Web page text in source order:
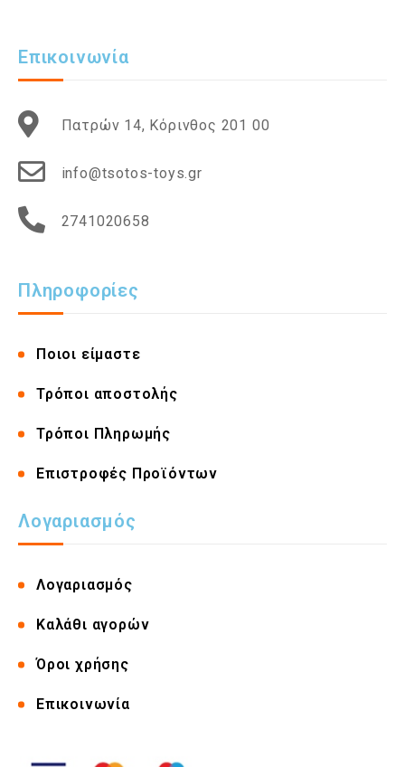
Επικοινωνία
Πατρών 14, Κόρινθος 201 00
info@tsotos-toys.gr
2741020658
Πληροφορίες
Ποιοι είμαστε
Τρόποι αποστολής
Τρόποι Πληρωμής
Επιστροφές Προϊόντων
Λογαριασμός
Λογαριασμός
Καλάθι αγορών
Όροι χρήσης
Επικοινωνία